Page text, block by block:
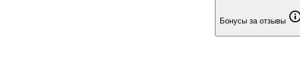
Бонусы за отзывы